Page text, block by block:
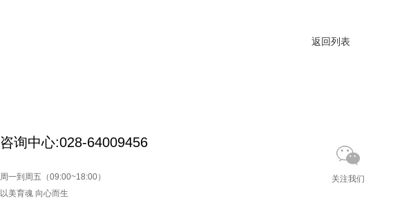
返回列表
咨询中心:028-64009456
周一到周五（09:00~18:00）
以美育魂 向心而生
关注我们